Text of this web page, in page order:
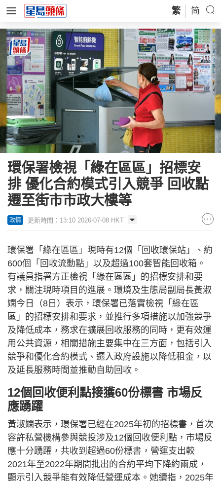
繁 简
環保署檢視「綠在區區」招標安
排 優化合約模式引入競爭 回收點
遷至街市市政大樓等
政情 更新時間：13:10 2026-07-08 HKT
環保署「綠在區區」現時有12個「回收環保站」、約
600個「回收流動點」以及超過100套智能回收箱。
有議員指署方正檢視「綠在區區」的招標安排和要
求，關注現時項目的進展。環境及生態局副局長黃淑
嫻今日（8日）表示，環保署已落實檢視「綠在區
區」的招標安排和要求，並推行多項措施以加強競爭
及降低成本，務求在擴展回收服務的同時，更有效運
用公共資源，相關措施主要集中在三方面，包括引入
競爭和優化合約模式、遷入政府設施以降低租金，以
及延長服務時間並推動自助回收。
12個回收便利點接獲60份標書 市場反
應踴躍
黃淑嫻表示，環保署已經在2025年初的招標書，首次
容許私營機構參與競投涉及12個回收便利點，市場反
應十分踴躍，共收到超過60份標書，營運支出較
2021年至2022年期間批出的合約平均下降約兩成，
顯示引入競爭能有效降低營運成本。她續指，2025年